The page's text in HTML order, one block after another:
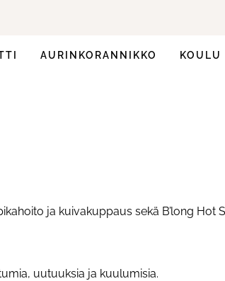
AURINKORANNIKKO KOULU
ja kuivakuppaus sekä B’long Hot
uutuuksia ja kuulumisia.